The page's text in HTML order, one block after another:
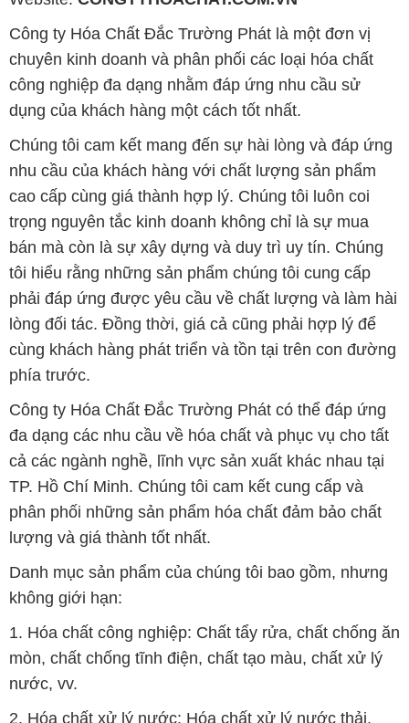
Công ty Hóa Chất Đắc Trường Phát là một đơn vị
chuyên kinh doanh và phân phối các loại hóa chất
công nghiệp đa dạng nhằm đáp ứng nhu cầu sử
dụng của khách hàng một cách tốt nhất.
Chúng tôi cam kết mang đến sự hài lòng và đáp ứng
nhu cầu của khách hàng với chất lượng sản phẩm
cao cấp cùng giá thành hợp lý. Chúng tôi luôn coi
trọng nguyên tắc kinh doanh không chỉ là sự mua
bán mà còn là sự xây dựng và duy trì uy tín. Chúng
tôi hiểu rằng những sản phẩm chúng tôi cung cấp
phải đáp ứng được yêu cầu về chất lượng và làm hài
lòng đối tác. Đồng thời, giá cả cũng phải hợp lý để
cùng khách hàng phát triển và tồn tại trên con đường
phía trước.
Công ty Hóa Chất Đắc Trường Phát có thể đáp ứng
đa dạng các nhu cầu về hóa chất và phục vụ cho tất
cả các ngành nghề, lĩnh vực sản xuất khác nhau tại
TP. Hồ Chí Minh. Chúng tôi cam kết cung cấp và
phân phối những sản phẩm hóa chất đảm bảo chất
lượng và giá thành tốt nhất.
Danh mục sản phẩm của chúng tôi bao gồm, nhưng
không giới hạn:
1. Hóa chất công nghiệp: Chất tẩy rửa, chất chống ăn
mòn, chất chống tĩnh điện, chất tạo màu, chất xử lý
nước, vv.
2. Hóa chất xử lý nước: Hóa chất xử lý nước thải,